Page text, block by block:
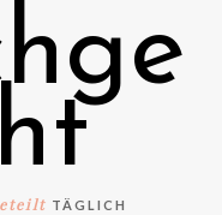
TÄGLICH